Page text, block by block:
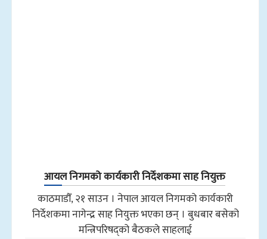
आयल निगमको कार्यकारी निर्देशकमा साह नियुक्त
काठमाडौँ, २१ साउन । नेपाल आयल निगमको कार्यकारी
निर्देशकमा नागेन्द्र साह नियुक्त भएका छन् । बुधबार बसेको
मन्त्रिपरिषद्को बैठकले साहलाई